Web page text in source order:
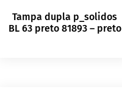
Tampa dupla p_solidos
BL 63 preto 81893 – preto